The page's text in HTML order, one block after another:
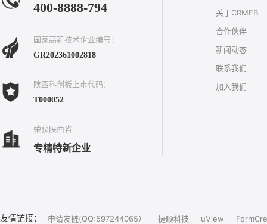
400-8888-794
国家高新技术企业编号：
GR202361002818
陕西科创板上市代码：
T000052
荣获陕西省
专精特新企业
关于CRMEB
合作伙伴
新闻动态
联系我们
加入我们
友情链接： 申请友链(QQ:597244065） 捷顺科技 uView